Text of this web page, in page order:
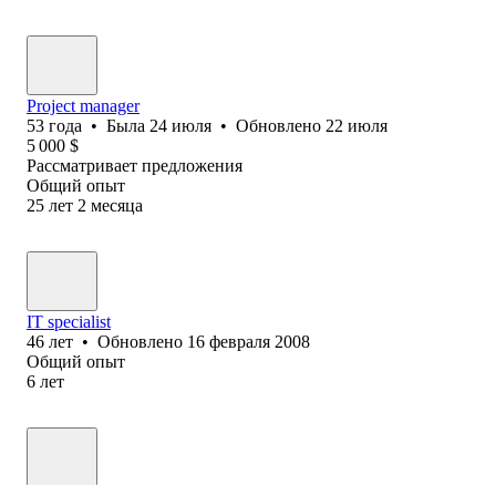
Project manager
53 года • Была 24 июля • Обновлено 22 июля
5 000 $
Рассматривает предложения
Общий опыт
25 лет 2 месяца
IT specialist
46 лет • Обновлено 16 февраля 2008
Общий опыт
6 лет